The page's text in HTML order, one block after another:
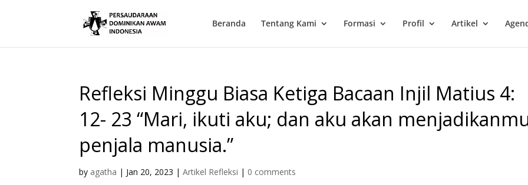
Beranda Tentang Kami Formasi Profil Artikel
Refleksi Minggu Biasa Ketiga Bacaan Injil Matius 4:
12- 23 “Mari, ikuti aku; dan aku akan
penjala manusia.”
by agatha | Jan 20, 2023 |Artikel Refleksi | 0 comments